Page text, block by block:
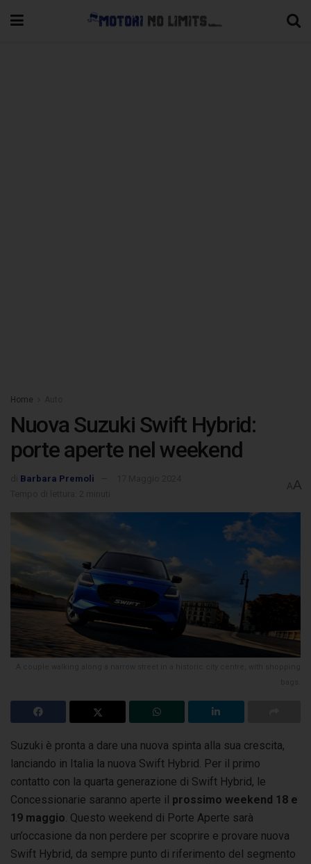
Home
Nuova Suzuki Swift Hybrid:
porte aperte nel weekend
Barbara Premoli
AA
Suzuki è pronta a dare una nuova spinta alla sua crescita,
lanciando in Italia la nuova Swift Hybrid. Per il primo
contatto con la quarta generazione di Swift Hybrid, le
Concessionarie saranno aperte il prossimo weekend 18 e
19 maggio . Questo weekend di Porte Aperte sarà
un’occasione da non perdere per scoprire e provare nuova
Swift Hybrid, da sempre punto di riferimento del segmento